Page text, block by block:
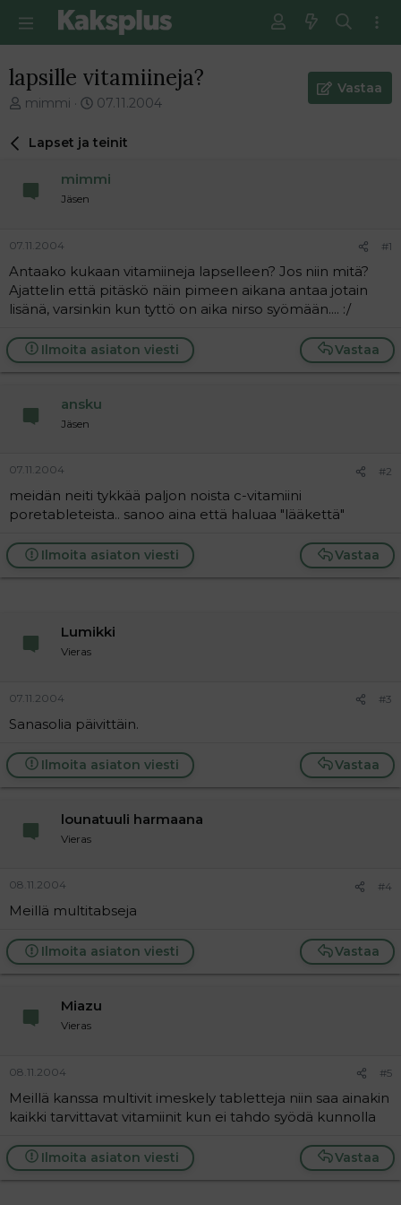
lapsille vitamiineja?
V
e
i
t
u
n
a
o
i
t
a
j
mimmi
E
s
m
m
n
v
i
s
t
i
07.11.2004
Vastaa
Lapset ja teinit
mimmi
Jäsen
07.11.2004 #1
Antaako kukaan vitamiineja lapselleen? Jos niin mitä?
Ajattelin että pitäskö näin pimeen aikana antaa jotain
lisänä, varsinkin kun tyttö on aika nirso syömään.... :/
Vastaa
Ilmoita asiaton viesti
ansku
Jäsen
07.11.2004 #2
meidän neiti tykkää paljon noista c-vitamiini
poretableteista.. sanoo aina että haluaa "lääkettä"
Vastaa
Ilmoita asiaton viesti
Lumikki
Vieras
07.11.2004 #3
Sanasolia päivittäin.
Vastaa
Ilmoita asiaton viesti
lounatuuli harmaana
Vieras
08.11.2004 #4
Meillä multitabseja
Vastaa
Ilmoita asiaton viesti
Miazu
Vieras
08.11.2004 #5
Meillä kanssa multivit imeskely tabletteja niin saa ainakin
kaikki tarvittavat vitamiinit kun ei tahdo syödä kunnolla
Vastaa
Ilmoita asiaton viesti